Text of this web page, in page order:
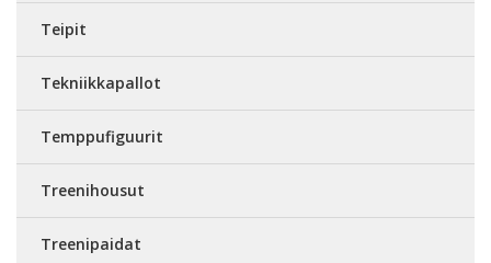
Teipit
Tekniikkapallot
Temppufiguurit
Treenihousut
Treenipaidat